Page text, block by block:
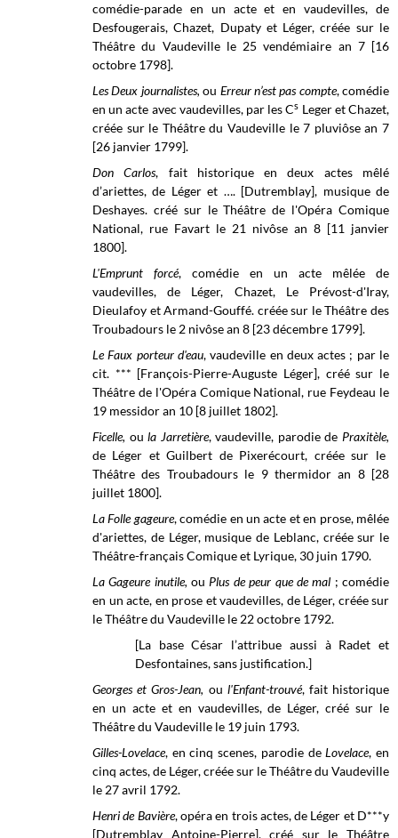
comédie-parade en un acte et en vaudevilles, de
Desfougerais, Chazet, Dupaty et Léger, créée sur le
Théâtre du Vaudeville le 25 vendémiaire an 7 [16
octobre 1798].
Les Deux journalistes,ou Erreur n’est pas compte, comédie
en un acte avec vaudevilles, par les Cs Leger et Chazet,
créée sur le Théâtre du Vaudeville le 7 pluviôse an 7
[26 janvier 1799].
Don Carlos, fait historique en deux actes mêlé
d’ariettes, de Léger et …. [Dutremblay], musique de
Deshayes. créé sur leThéâtre de l'Opéra Comique
National, rue Favart le 21 nivôse an 8 [11 janvier
1800].
L'Emprunt forcé, comédie en un acte mêlée de
vaudevilles, de Léger, Chazet, Le Prévost-d'Iray,
Dieulafoy et Armand-Gouffé. créée sur le Théâtre des
Troubadours le 2 nivôse an 8 [23 décembre 1799].
Le Faux porteur d'eau, vaudeville en deux actes ; par le
cit. *** [François-Pierre-Auguste Léger], créé sur le
Théâtre de l'Opéra Comique National, rue Feydeau le
19 messidoran 10 [8 juillet 1802].
Ficelle, ou la Jarretière, vaudeville, parodie de Praxitèle,
de Léger et Guilbert de Pixerécourt, créée sur le
Théâtre des Troubadours le 9 thermidor an 8 [28
juillet 1800].
La Folle gageure, comédie en un acte et en prose, mêlée
d'ariettes, de Léger, musique de Leblanc, créée sur le
Théâtre-français Comique et Lyrique, 30 juin 1790.
La Gageure inutile,ou Plus de peur que de mal ; comédie
en un acte, en prose et vaudevilles, de Léger, créée sur
leThéâtre du Vaudeville le 22 octobre 1792.
[La base César l’attribue aussi à Radet et
Desfontaines, sans justification.]
Georges et Gros-Jean, ou l'Enfant-trouvé, fait historique
en un acte et en vaudevilles, de Léger, créé sur le
Théâtre du Vaudeville le 19 juin 1793.
Gilles-Lovelace, en cinq scenes, parodie deLovelace, en
cinq actes, de Léger, créée sur leThéâtre du Vaudeville
le 27 avril 1792.
Henri de Bavière, opéra en trois actes, de Léger et D***y
[Dutremblay Antoine-Pierre], créé sur le Théâtre